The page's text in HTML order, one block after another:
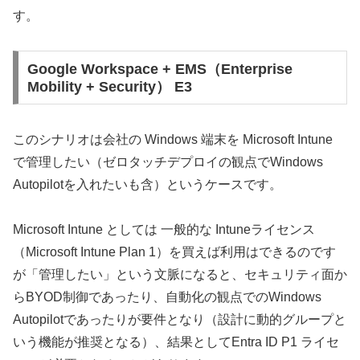
す。
Google Workspace + EMS（Enterprise
Mobility + Security） E3
このシナリオは会社の Windows 端末を Microsoft Intune
で管理したい（ゼロタッチデプロイの観点でWindows
Autopilotを入れたいも含）というケースです。
Microsoft Intune としては 一般的な Intuneライセンス
（Microsoft Intune Plan 1）を買えば利用はできるのです
が「管理したい」という文脈になると、セキュリティ面か
らBYOD制御であったり、自動化の観点でのWindows
Autopilotであったりが要件となり（設計に動的グループと
いう機能が推奨となる）、結果としてEntra ID P1 ライセ